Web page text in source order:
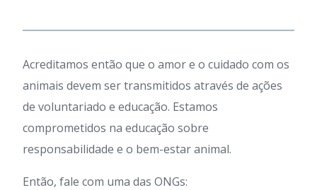
Acreditamos então que o amor e o cuidado com os
animais devem ser transmitidos através de ações
de voluntariado e educação. Estamos
comprometidos na educação sobre
responsabilidade e o bem-estar animal.
Então, fale com uma das ONGs: